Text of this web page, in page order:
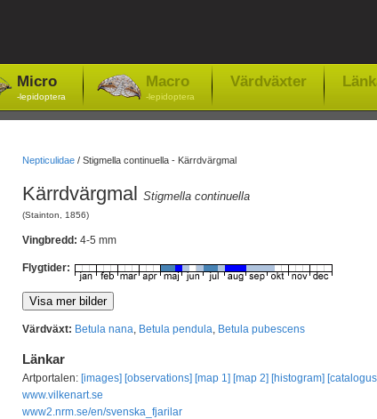
Micro
-lepidoptera
Macro
-lepidoptera
Värdväxter
Nepticulidae/ Stigmella continuella - Kärrdvärgmal
Kärrdvärgmal Stigmella continuella
(Stainton, 1856)
Vingbredd: 4-5 mm
Flygtider:
Värdväxt: Betula nana, Betula pendula, Betula pubescens
Länkar
Artportalen: [images] [observations] [map 1] [map 2] [histogram]
www.vilkenart.se
www2.nrm.se/en/svenska_fjarilar